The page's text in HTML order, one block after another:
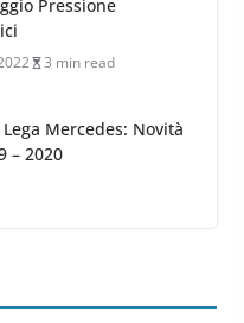
– 2020
2019
(2019)
2019 1 min read
7 min read